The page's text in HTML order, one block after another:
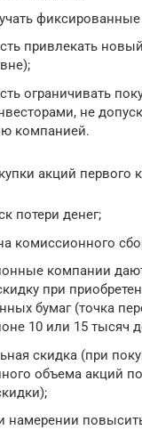
привлекать
ограничивать
не
компанией.
акций первого
потери денег;
комиссионного
компании
при
бумаг (точка
10 или 15 тысяч
скидка (при
объема акций
намерении